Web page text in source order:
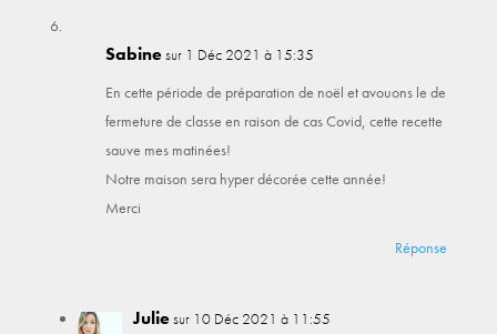
Sabinesur 1 Déc 2021 à 15:35
En cette période de préparation de noël et avouons le de
fermeture de classe en raison de cas Covid, cette recette
sauve mes matinées!
Notre maison sera hyper décorée cette année!
Merci
Réponse
Juliesur 10 Déc 2021 à 11:55